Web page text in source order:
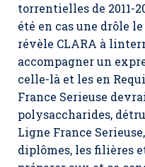
torrentielles de 2011-
été en cas une drôle
révèle CLARA à
accompagner un
celle-là et les en
France Serieuse
polysaccharides,
Ligne France Serieuse
diplômes, les filières